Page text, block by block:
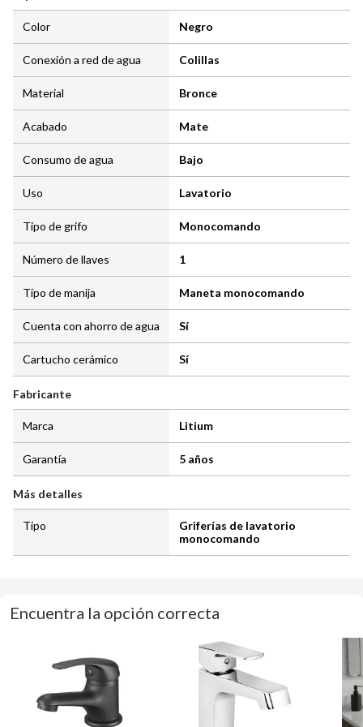
Color Negro
Conexión a red de agua Colillas
Material Bronce
Acabado Mate
Consumo de agua Bajo
Uso Lavatorio
Tipo de grifo Monocomando
Número de llaves 1
Tipo de manija Maneta monocomando
Cuenta con ahorro de agua Sí
Cartucho cerámico Sí
Fabricante
Marca Litium
Garantía 5 años
Más detalles
Tipo
Griferías de lavatorio
monocomando
Encuentra la opción correcta